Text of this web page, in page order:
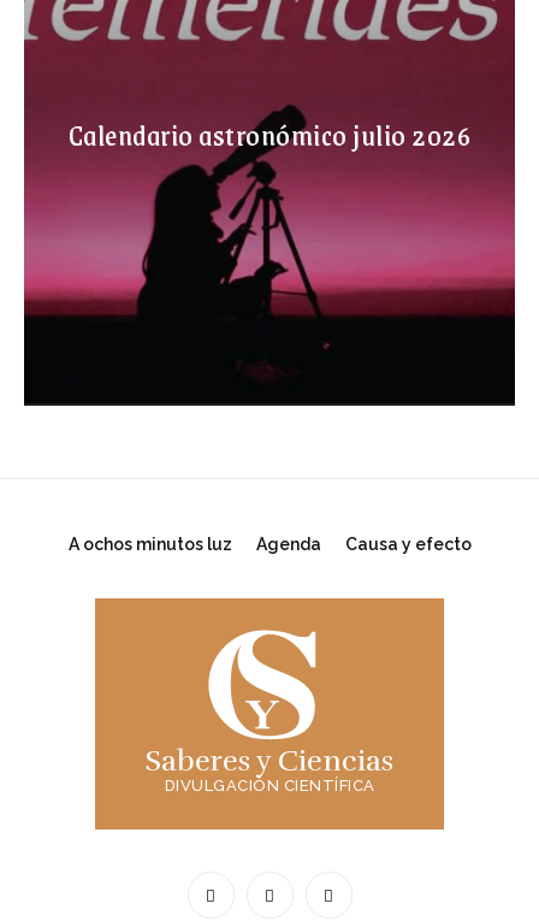
Calendario astronómico julio 2026
A ochos minutos luz Agenda Causa y efecto
Saberes y Ciencias
DIVULGACIÓN CIENTÍFICA